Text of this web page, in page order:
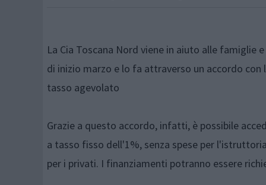
La Cia Toscana Nord viene in aiuto alle famiglie
di inizio marzo e lo fa attraverso un accordo
tasso agevolato
Grazie a questo accordo, infatti, è possibile
a tasso fisso dell'1%, senza spese per
per i privati. I finanziamenti potranno essere